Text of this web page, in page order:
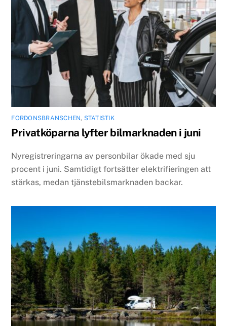
FORDONSBRANSCHEN, STATISTIK
Privatköparna lyfter bilmarknaden i juni
Nyregistreringarna av personbilar ökade med sju
procent i juni. Samtidigt fortsätter elektrifieringen att
stärkas, medan tjänstebilsmarknaden backar.